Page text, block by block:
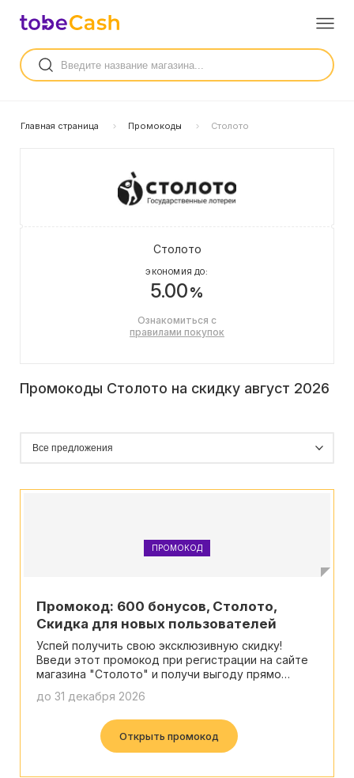
Главная страница Промокоды Столото
Столото
ЭКОНОМИЯ ДО:
5.00%
Ознакомиться с
правилами покупок
Промокоды Столото на скидку август 2026
ПРОМОКОД
Промокод: 600 бонусов, Столото,
Скидка для новых пользователей
Успей получить свою эксклюзивную скидку!
Введи этот промокод при регистрации на сайте
магазина "Столото" и получи выгоду прямо
до 31 декабря 2026
Открыть промокод